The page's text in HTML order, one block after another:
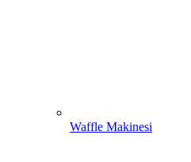
Waffle Makinesi